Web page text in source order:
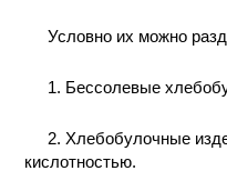
МЕТОДЫ
ХИМИИ
ХИМИЯ НА
ПРОИЗВОДСТВЕ
Условно их можно
1. Бессолевые
2. Хлебобулочные
кислотностью.